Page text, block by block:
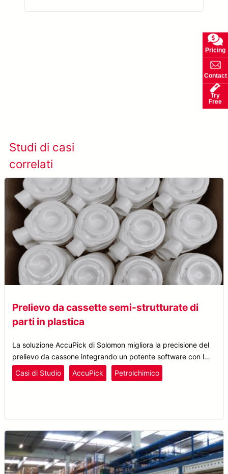
Studi di casi
correlati
Prelievo da cassette semi-strutturate di
parti in plastica
La soluzione AccuPick di Solomon migliora la precisione del
prelievo da cassone integrando un potente software con la
telecamera 3D SolScan, consentendo una ricalibrazione
precisa e facilitando l’automazione completa delle
Casi di Studio AccuPick Petrolchimico
Pricing
Contact
Try
Free